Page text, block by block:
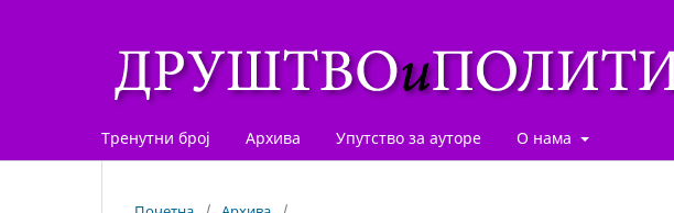
Тренутни број Архива Упутство за ауторе О нама